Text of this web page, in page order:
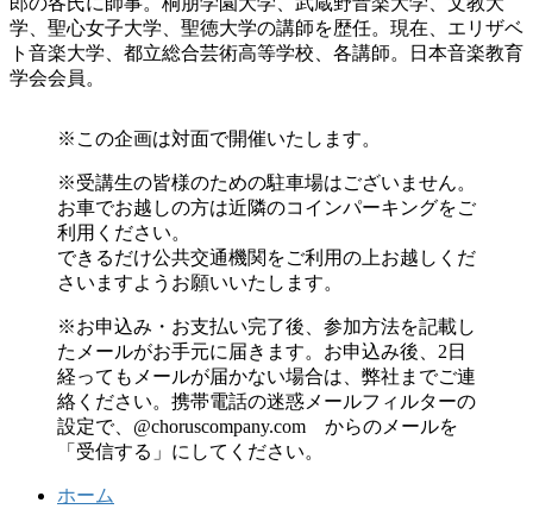
学、聖心女子大学、聖徳大学の講師を歴任。現在、エリザベ
ト音楽大学、都立総合芸術高等学校、各講師。日本音楽教育
学会会員。
※この企画は対面で開催いたします。
※受講生の皆様のための駐車場はございません。
お車でお越しの方は近隣のコインパーキングをご
利用ください。
できるだけ公共交通機関をご利用の上お越しくだ
さいますようお願いいたします。
※お申込み・お支払い完了後、参加方法を記載し
たメールがお手元に届きます。お申込み後、2日
経ってもメールが届かない場合は、弊社までご連
絡ください。携帯電話の迷惑メールフィルターの
設定で、@choruscompany.com からのメールを
「受信する」にしてください。
ホーム